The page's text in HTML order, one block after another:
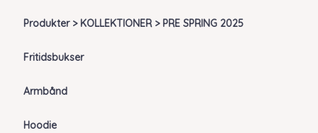
Produkter > KOLLEKTIONER > PRE SPRING 2025
Fritidsbukser
Armbånd
Hoodie